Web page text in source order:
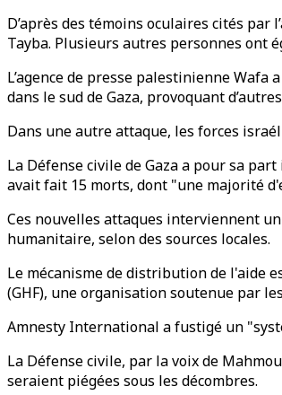
D’après des témoins oculaires cités
Tayba. Plusieurs autres personnes ont
L’agence de presse palestinienne
dans le sud de Gaza, provoquant
Dans une autre attaque, les forces
La Défense civile de Gaza a pour sa
avait fait 15 morts, dont "une majorité
Ces nouvelles attaques interviennent
humanitaire, selon des sources locales.
Le mécanisme de distribution de l'aide
(GHF), une organisation soutenue par
Amnesty International a fustigé un
La Défense civile, par la voix de
seraient piégées sous les décombres.